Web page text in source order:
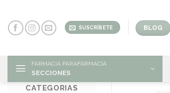
content
SUSCRÍBETE BLOG
FARMACIA PARAFARMACIA
SECCIONES
CATEGORIAS